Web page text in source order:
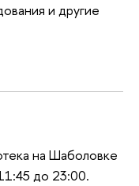
и другие
на Шаболовке
до 23:00.